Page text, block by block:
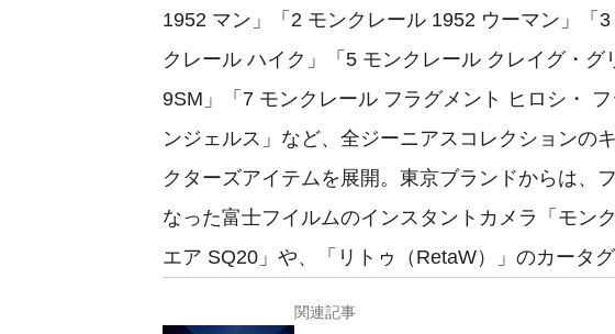
1952 マン」「2 モンクレール 1952 ウーマン」「
クレール ハイク」「5 モンクレール クレイグ・
9SM」「7 モンクレール フラグメント ヒロシ・
ンジェルス」など、全ジーニアスコレクションの
クターズアイテムを展開。東京ブランドからは、
なった富士フイルムのインスタントカメラ「モン
エア SQ20」や、「リトゥ（RetaW）」のカータ
関連記事